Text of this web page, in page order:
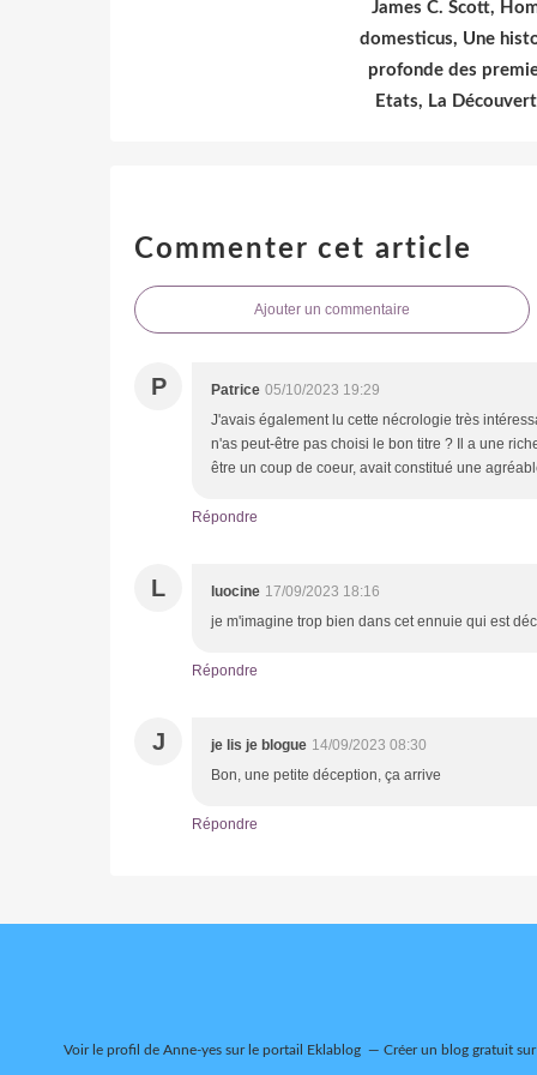
James C. Scott,
domesticus, Une
profonde des
Etats, La
Commenter cet article
Ajouter un commentaire
P Patrice 05/10/2023 19:29
J'avais également lu cette nécrologie très
n'as peut-être pas choisi le bon titre ? Il a une
être un coup de coeur, avait constitué une
Répondre
L luocine 17/09/2023 18:16
je m'imagine trop bien dans cet ennuie qui est
Répondre
J je lis je blogue 14/09/2023 08:30
Bon, une petite déception, ça arrive
Répondre
Voir le profil de Anne-yes sur le portail Eklablog Créer un blog gratuit